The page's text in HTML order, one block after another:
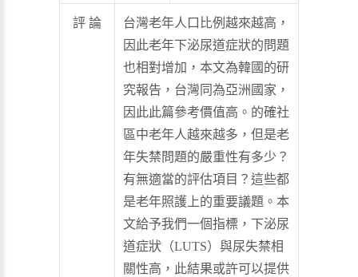
評 論
台灣老年人口比例越來越高，
因此老年下泌尿道症狀的問題
也相對增加，本文為韓國的研
究報告，台灣同為亞洲國家，
因此此篇參考價值高。的確社
區中老年人越來越多，但是老
年失禁問題的嚴重性有多少？
有無適當的評估項目？這些都
是老年照護上的重要議題。本
文給予我們一個指標，下泌尿
道症狀（LUTS）與尿失禁相
關性高，此結果或許可以提供